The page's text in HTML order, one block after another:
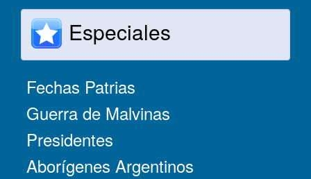
Especiales
Fechas Patrias
Guerra de Malvinas
Presidentes
Aborígenes Argentinos